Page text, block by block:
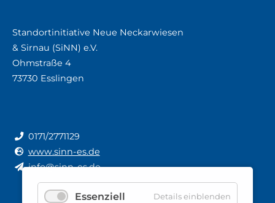
Standortinitiative Neue Neckarwiesen
& Sirnau (SiNN) e.V.
Ohmstraße 4
73730 Esslingen
0171/2771129
www.sinn-es.de
info@sinn-es.de
Essenziell Details einblenden